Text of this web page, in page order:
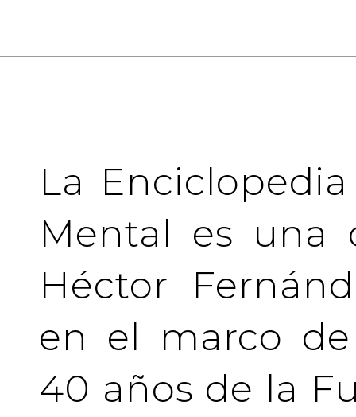
La
Mental es una
Héctor
en el marco
40 años de la